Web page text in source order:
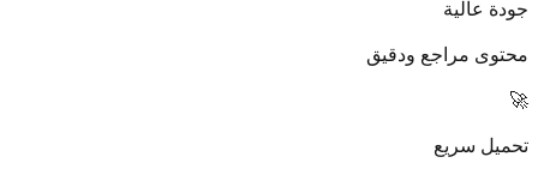
جودة عالية
محتوى مراجع ودقيق
🚀
تحميل سريع